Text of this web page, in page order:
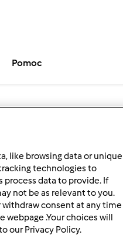
Pomoc
like browsing data or unique
technologies to
process data to provide. If
not be as relevant to you.
withdraw consent at any time
.Your choices will
our Privacy Policy.